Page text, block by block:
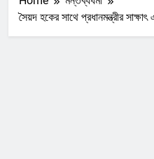
সৈয়দ হকের সাথে প্রধানমন্ত্রীর